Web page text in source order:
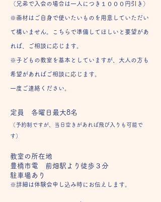
（兄弟で入会の場合は一人につき１０００円引き）
※画材はご自身で使いたいものを用意していただい
て構いません。こちらで準備してほしいと要望があ
れば、ご相談に応じます。
※子どもの教室を基本としていますが、大人の方も
希望があればご相談に応じます。
一度ご連絡ください。
定員 各曜日最大8名
（予約制ですが、当日空きがあれば飛び入りも可能で
す）
教室の所在地
豊橋市電 前畑駅より徒歩３分
駐車場あり
※詳細は体験会申し込み時にお伝えします。